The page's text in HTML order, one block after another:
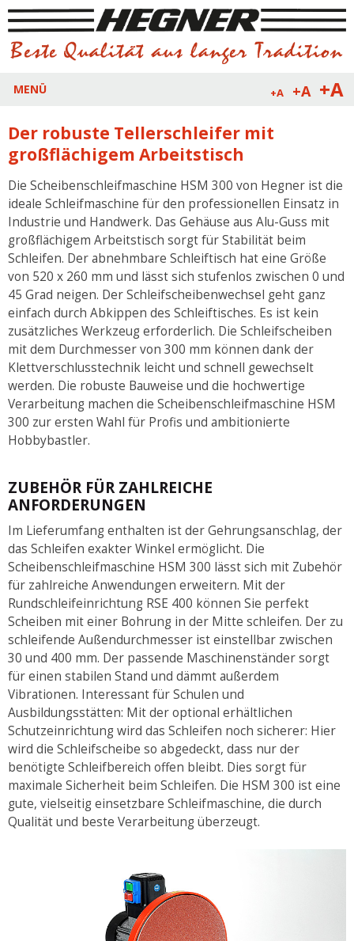
+A +A +A
MENÜ
Der robuste Tellerschleifer mit
großflächigem Arbeitstisch
Die Scheibenschleifmaschine HSM 300 von Hegner ist die
ideale Schleifmaschine für den professionellen Einsatz in
Industrie und Handwerk. Das Gehäuse aus Alu-Guss mit
großflächigem Arbeitstisch sorgt für Stabilität beim
Schleifen. Der abnehmbare Schleiftisch hat eine Größe
von 520 x 260 mm und lässt sich stufenlos zwischen 0 und
45 Grad neigen. Der Schleifscheibenwechsel geht ganz
einfach durch Abkippen des Schleiftisches. Es ist kein
zusätzliches Werkzeug erforderlich. Die Schleifscheiben
mit dem Durchmesser von 300 mm können dank der
Klettverschlusstechnik leicht und schnell gewechselt
werden. Die robuste Bauweise und die hochwertige
Verarbeitung machen die Scheibenschleifmaschine HSM
300 zur ersten Wahl für Profis und ambitionierte
Hobbybastler.
ZUBEHÖR FÜR ZAHLREICHE
ANFORDERUNGEN
Im Lieferumfang enthalten ist der Gehrungsanschlag, der
das Schleifen exakter Winkel ermöglicht. Die
Scheibenschleifmaschine HSM 300 lässt sich mit Zubehör
für zahlreiche Anwendungen erweitern. Mit der
Rundschleifeinrichtung RSE 400 können Sie perfekt
Scheiben mit einer Bohrung in der Mitte schleifen. Der zu
schleifende Außendurchmesser ist einstellbar zwischen
30 und 400 mm. Der passende Maschinenständer sorgt
für einen stabilen Stand und dämmt außerdem
Vibrationen. Interessant für Schulen und
Ausbildungsstätten: Mit der optional erhältlichen
Schutzeinrichtung wird das Schleifen noch sicherer: Hier
wird die Schleifscheibe so abgedeckt, dass nur der
benötigte Schleifbereich offen bleibt. Dies sorgt für
maximale Sicherheit beim Schleifen. Die HSM 300 ist eine
gute, vielseitig einsetzbare Schleifmaschine, die durch
Qualität und beste Verarbeitung überzeugt.